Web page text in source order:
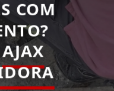
COM
AJAX